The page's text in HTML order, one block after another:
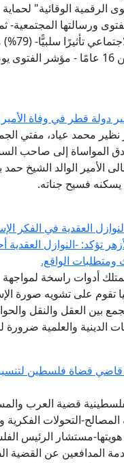
ورسالتها المجتمعية-
التواصل على من هم أقل من 16
دولة قطر في وفاة
نظير محمد عياد، مفتي
المواساة إلى صاحب
الأمير الوالد الشيخ
فسيح جناته.
العقدية في الفكر
تؤكد: -النوازل
ومتطلبات الواقع.
أدوات راسخة
تقوم على تشويه صورة
بين العقل والنقل
الدينية والعلمية ضرورة
قضاة فلسطين
قضية العرب
التحولات الفكرية
مستشار الرئيس
المدافعين عن القضية